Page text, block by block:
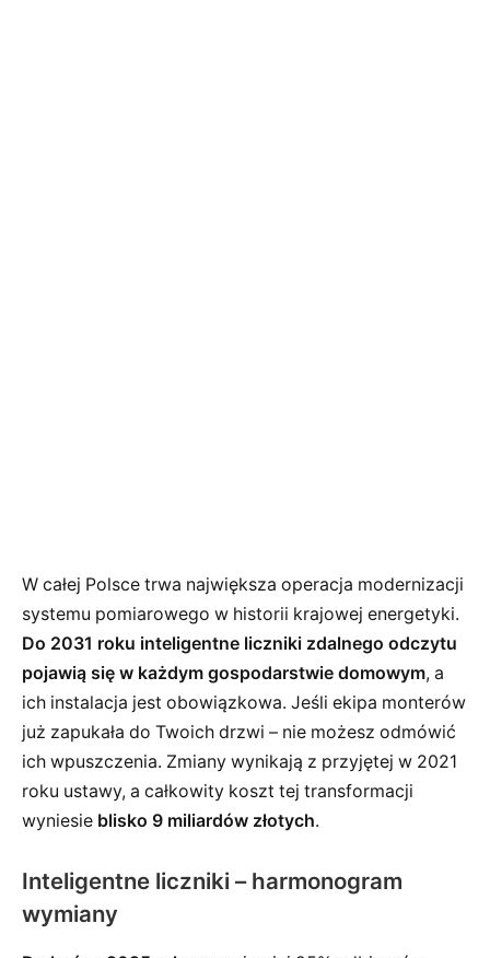
W całej Polsce trwa największa operacja modernizacji
systemu pomiarowego w historii krajowej energetyki.
Do 2031 roku inteligentne liczniki zdalnego odczytu
pojawią się w każdym gospodarstwie domowym, a
ich instalacja jest obowiązkowa. Jeśli ekipa monterów
już zapukała do Twoich drzwi – nie możesz odmówić
ich wpuszczenia. Zmiany wynikają z przyjętej w 2021
roku ustawy, a całkowity koszt tej transformacji
wyniesie blisko 9 miliardów złotych.
Inteligentne liczniki – harmonogram
wymiany